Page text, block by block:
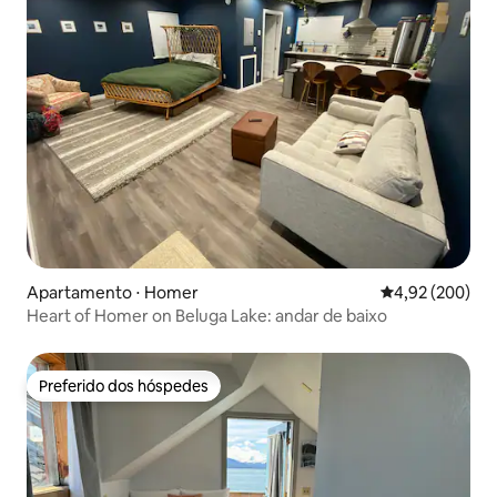
Apartamento ⋅ Homer 4,92 de uma
4,92 (200)
Heart of Homer on Beluga Lake: andar de baixo
Preferido dos hóspedes
Preferido dos hóspedes